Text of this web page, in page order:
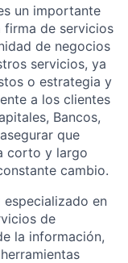
un importante
firma de servicios
de negocios
servicios, ya
o estrategia y
a los clientes
Bancos,
que
corto y largo
cambio.
en
de
la información,